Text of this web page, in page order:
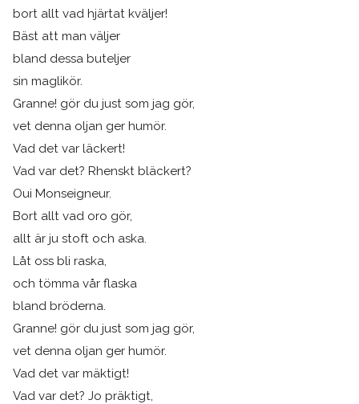
bort allt vad hjärtat kväljer!
Bäst att man väljer
bland dessa buteljer
sin maglikör.
Granne! gör du just som jag gör,
vet denna oljan ger humör.
Vad det var läckert!
Vad var det? Rhenskt bläckert?
Oui Monseigneur.
Bort allt vad oro gör,
allt är ju stoft och aska.
Låt oss bli raska,
och tömma vår flaska
bland bröderna.
Granne! gör du just som jag gör,
vet denna oljan ger humör.
Vad det var mäktigt!
Vad var det? Jo präktigt,